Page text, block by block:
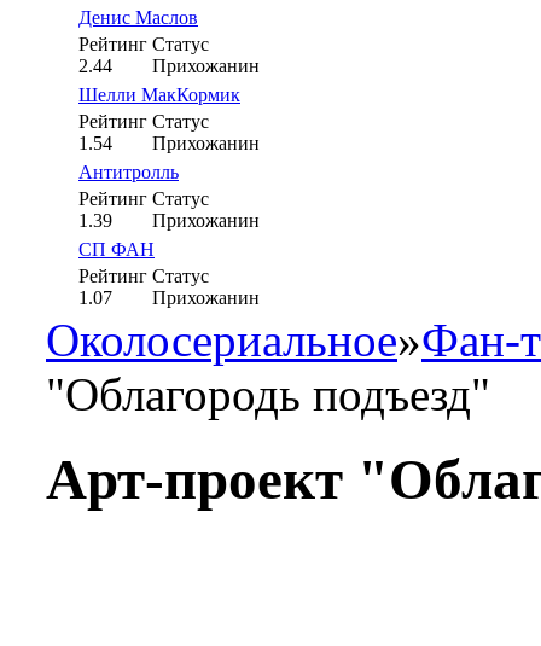
Денис Маслов
Рейтинг
2.44
Статус
Прихожанин
Шелли МакКормик
Рейтинг
1.54
Статус
Прихожанин
Антитролль
Рейтинг
1.39
Статус
Прихожанин
СП ФАН
Рейтинг
1.07
Статус
Прихожанин
Околосериальное»Фан-
"Облагородь подъезд"
Арт-проект